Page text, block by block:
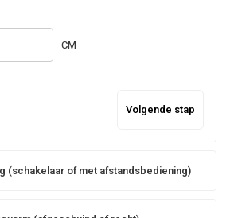
CM
Volgende stap
(schakelaar of met afstandsbediening)